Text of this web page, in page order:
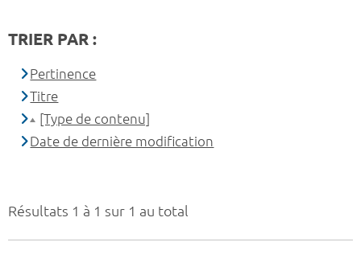
Résultats 1 à 1 sur 1 au total
TRIER PAR :
Pertinence
Titre
[Type de contenu]
Date de dernière modification